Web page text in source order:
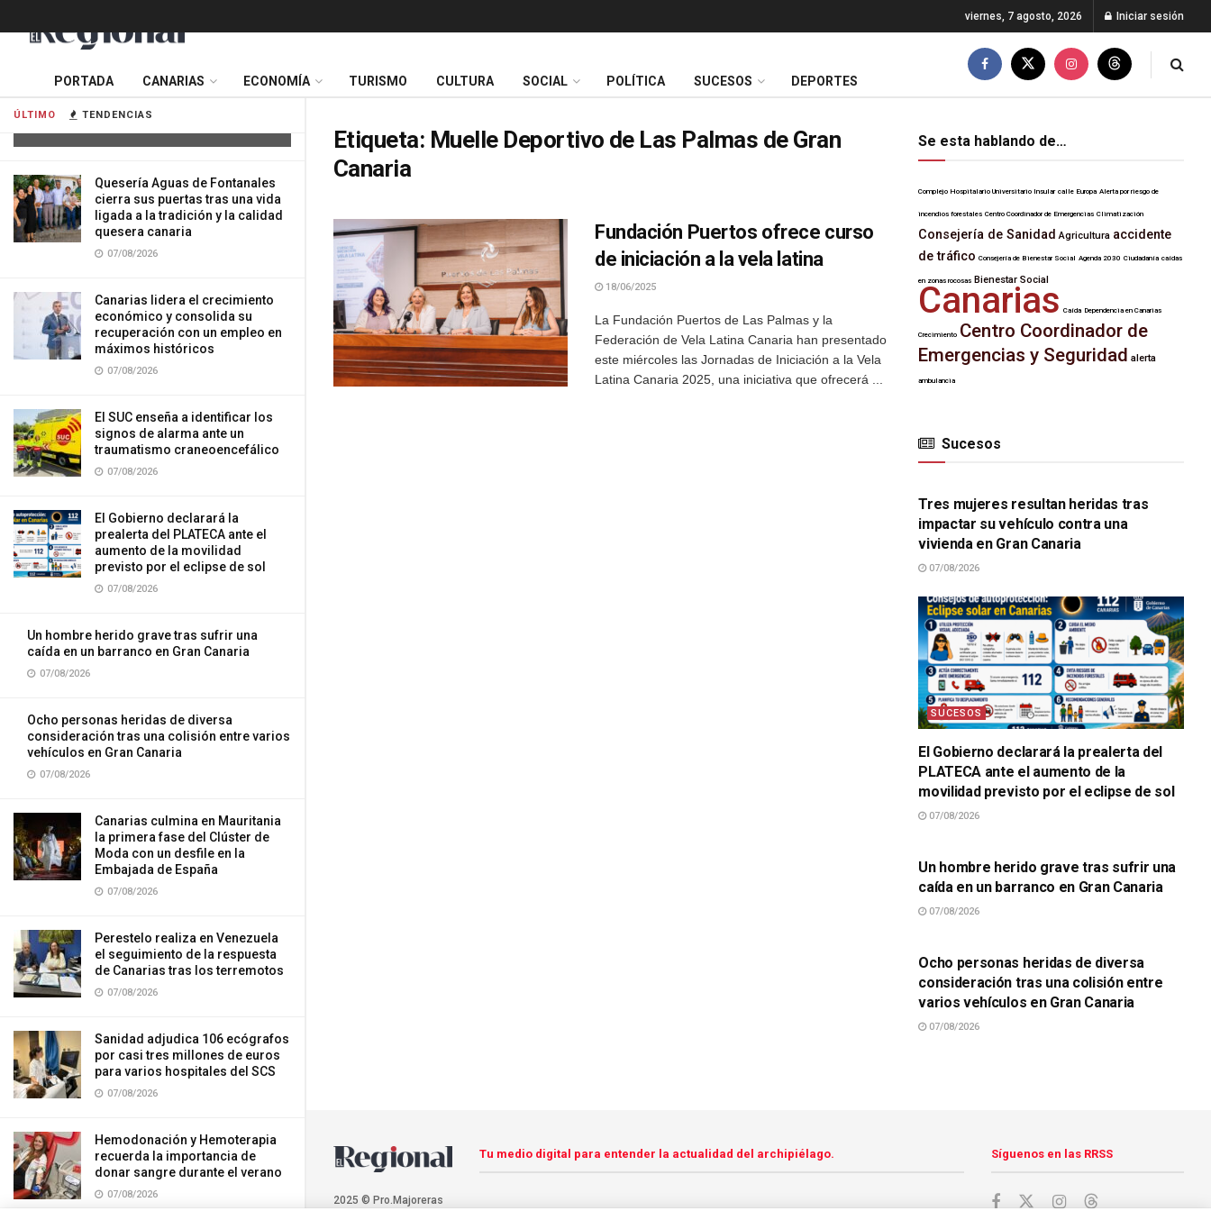
ÚLTIMO TENDENCIAS
impactar su vehículo contra una
Quesería Aguas de Fontanales
cierra sus puertas tras una vida
ligada a la tradición y la calidad
quesera canaria
07/08/2026
Canarias lidera el crecimiento
económico y consolida su
recuperación con un empleo en
máximos históricos
07/08/2026
El SUC enseña a identificar los
signos de alarma ante un
traumatismo craneoencefálico
07/08/2026
El Gobierno declarará la
prealerta del PLATECA ante el
aumento de la movilidad
previsto por el eclipse de sol
07/08/2026
Un hombre herido grave tras sufrir una
caída en un barranco en Gran Canaria
07/08/2026
Ocho personas heridas de diversa
consideración tras una colisión entre varios
vehículos en Gran Canaria
07/08/2026
Canarias culmina en Mauritania
la primera fase del Clúster de
Moda con un desfile en la
Embajada de España
07/08/2026
Perestelo realiza en Venezuela
el seguimiento de la respuesta
de Canarias tras los terremotos
07/08/2026
Sanidad adjudica 106 ecógrafos
por casi tres millones de euros
para varios hospitales del SCS
07/08/2026
Hemodonación y Hemoterapia
recuerda la importancia de
donar sangre durante el verano
07/08/2026
viernes, 7 agosto, 2026 Iniciar sesión
PORTADA CANARIAS ECONOMÍA TURISMO CULTURA SOCIAL POLÍTICA SUCESOS DEPORTES
Etiqueta: Muelle Deportivo de Las Palmas de Gran
Canaria
Fundación Puertos ofrece curso
de iniciación a la vela latina
18/06/2025
La Fundación Puertos de Las Palmas y la
Federación de Vela Latina Canaria han presentado
este miércoles las Jornadas de Iniciación a la Vela
Latina Canaria 2025, una iniciativa que ofrecerá ...
Se esta hablando de…
Complejo Hospitalario Universitario Insular calle Europa Alerta por riesgo de
incendios forestales Centro Coordinador de Emergencias Climatización
Consejería de Sanidad Agricultura accidente
de tráfico Consejería de Bienestar Social Agenda 2030 Ciudadanía caídas
en zonas rocosas Bienestar Social
Canarias Caída Dependencia en Canarias
Crecimiento Centro Coordinador de
Emergencias y Seguridad alerta
ambulancia
Sucesos
SUCESOS
Tres mujeres resultan heridas tras
impactar su vehículo contra una
vivienda en Gran Canaria
07/08/2026
SUCESOS
El Gobierno declarará la prealerta del
PLATECA ante el aumento de la
movilidad previsto por el eclipse de sol
07/08/2026
Un hombre herido grave tras sufrir una
caída en un barranco en Gran Canaria
07/08/2026
Ocho personas heridas de diversa
consideración tras una colisión entre
varios vehículos en Gran Canaria
07/08/2026
2025 © Pro.Majoreras
Tu medio digital para entender la actualidad del archipiélago. Síguenos en las RRSS